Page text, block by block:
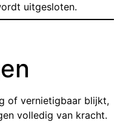
uitgesloten.
of vernietigbaar blijkt,
volledig van kracht.